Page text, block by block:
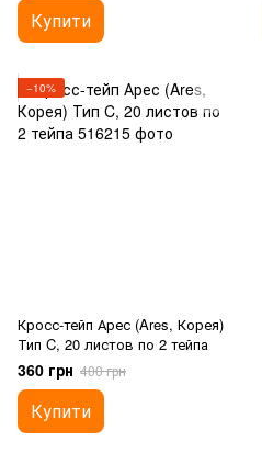
Купити
−10%
Кросс-тейп Арес (Ares, Корея)
Тип C, 20 листов по 2 тейпа
360 грн 400 грн
Купити